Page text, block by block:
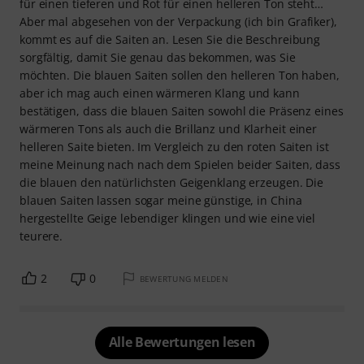
für einen tieferen und Rot für einen helleren Ton steht…
Aber mal abgesehen von der Verpackung (ich bin Grafiker),
kommt es auf die Saiten an. Lesen Sie die Beschreibung
sorgfältig, damit Sie genau das bekommen, was Sie
möchten. Die blauen Saiten sollen den helleren Ton haben,
aber ich mag auch einen wärmeren Klang und kann
bestätigen, dass die blauen Saiten sowohl die Präsenz eines
wärmeren Tons als auch die Brillanz und Klarheit einer
helleren Saite bieten. Im Vergleich zu den roten Saiten ist
meine Meinung nach nach dem Spielen beider Saiten, dass
die blauen den natürlichsten Geigenklang erzeugen. Die
blauen Saiten lassen sogar meine günstige, in China
hergestellte Geige lebendiger klingen und wie eine viel
teurere.
2 0 BEWERTUNG MELDEN
Alle Bewertungen lesen